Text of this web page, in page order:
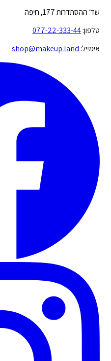
שד׳ ההסתדרות 177, חיפה
טלפון:077-22-333-44
אימייל: shop@makeup.land